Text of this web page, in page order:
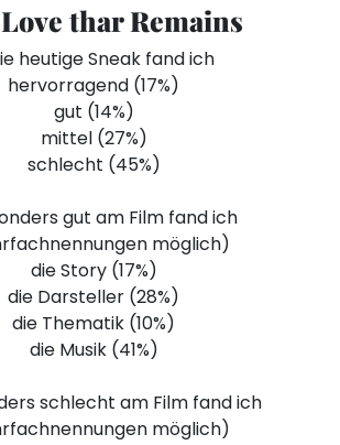
thar Remains
heutige Sneak fand ich
hervorragend (17%)
gut (14%)
mittel (27%)
schlecht (45%)
gut am Film fand ich
möglich)
die Story (17%)
die Darsteller (28%)
die Thematik (10%)
die Musik (41%)
schlecht am Film fand ich
möglich)